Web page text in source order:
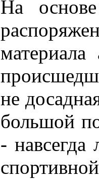
На
не
большой
- навсегда